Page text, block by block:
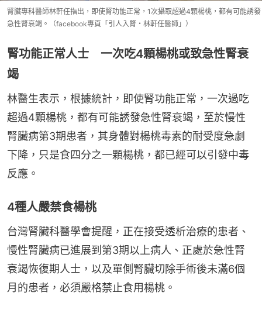
腎臟專科醫師林軒任指出，即使腎功能正常，1次攝取超過4顆楊桃，都有可能誘發
急性腎衰竭。（facebook專頁「引人入腎・林軒任醫師」）
腎功能正常人士 一次吃4顆楊桃或致急性腎衰
竭
林醫生表示，根據統計，即使腎功能正常，一次過吃
超過4顆楊桃，都有可能誘發急性腎衰竭，至於慢性
腎臟病第3期患者，其身體對楊桃毒素的耐受度急劇
下降，只是食四分之一顆楊桃，都已經可以引發中毒
反應。
4種人嚴禁食楊桃
台灣腎臟科醫學會提醒，正在接受透析治療的患者、
慢性腎臟病已進展到第3期以上病人、正處於急性腎
衰竭恢復期人士，以及單側腎臟切除手術後未滿6個
月的患者，必須嚴格禁止食用楊桃。